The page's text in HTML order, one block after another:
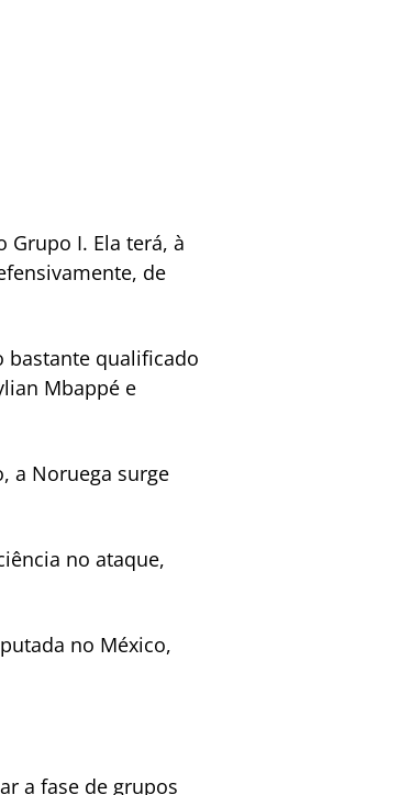
Grupo I. Ela terá, à
de
bastante qualificado
Mbappé e
a Noruega surge
no ataque,
no México,
a fase de grupos